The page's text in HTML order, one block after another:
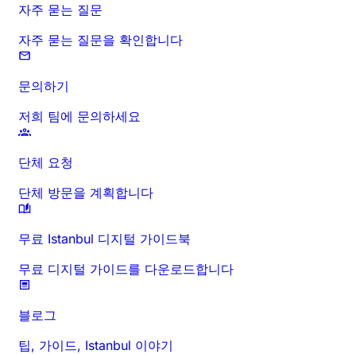
자주 묻는 질문
자주 묻는 질문을 확인합니다
문의하기
저희 팀에 문의하세요
단체 요청
단체 방문을 계획합니다
무료 Istanbul 디지털 가이드북
무료 디지털 가이드를 다운로드합니다
블로그
팁, 가이드, Istanbul 이야기